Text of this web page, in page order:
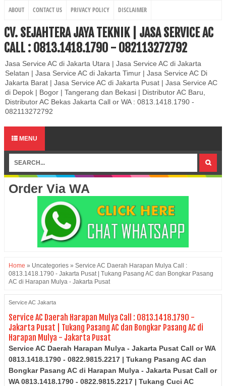
ABOUT CONTACT US PRIVACY POLICY DISCLAIMER
CV. SEJAHTERA JAYA TEKNIK | JASA SERVICE AC
CALL : 0813.1418.1790 - 082113272792
Jasa Service AC di Jakarta Utara | Jasa Service AC di Jakarta
Selatan | Jasa Service AC di Jakarta Timur | Jasa Service AC Di
Jakarta Barat | Jasa Service AC di Jakarta Pusat | Jasa Service AC
di Depok | Bogor | Tangerang dan Bekasi | Distributor AC Baru,
Distributor AC Bekas Jakarta Call or WA : 0813.1418.1790 -
082113272792
MENU
Order Via WA
Home » Uncategories » Service AC Daerah Harapan Mulya Call :
0813.1418.1790 - Jakarta Pusat | Tukang Pasang AC dan Bongkar Pasang
AC di Harapan Mulya - Jakarta Pusat
Service AC Jakarta
Service AC Daerah Harapan Mulya Call : 0813.1418.1790 -
Jakarta Pusat | Tukang Pasang AC dan Bongkar Pasang AC di
Harapan Mulya - Jakarta Pusat
Service AC Daerah Harapan Mulya - Jakarta Pusat Call or WA
0813.1418.1790 - 0822.9815.2217 | Tukang Pasang AC dan
Bongkar Pasang AC di Harapan Mulya - Jakarta Pusat Call or
WA 0813.1418.1790 - 0822.9815.2217 | Tukang Cuci AC